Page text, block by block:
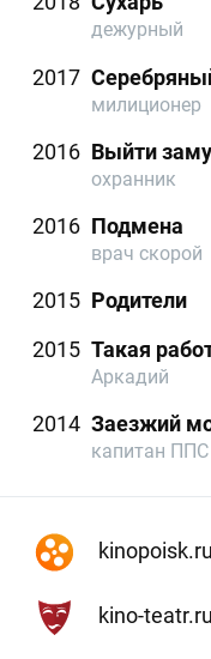
дежурный
2017
милиционер
2016 Выйти
охранник
2016 Подмена
врач скорой
2015 Родители
2015 Такая
Аркадий
2014 Заезжий
капитан ППС
kinopoisk.ru
kino-teatr.ru